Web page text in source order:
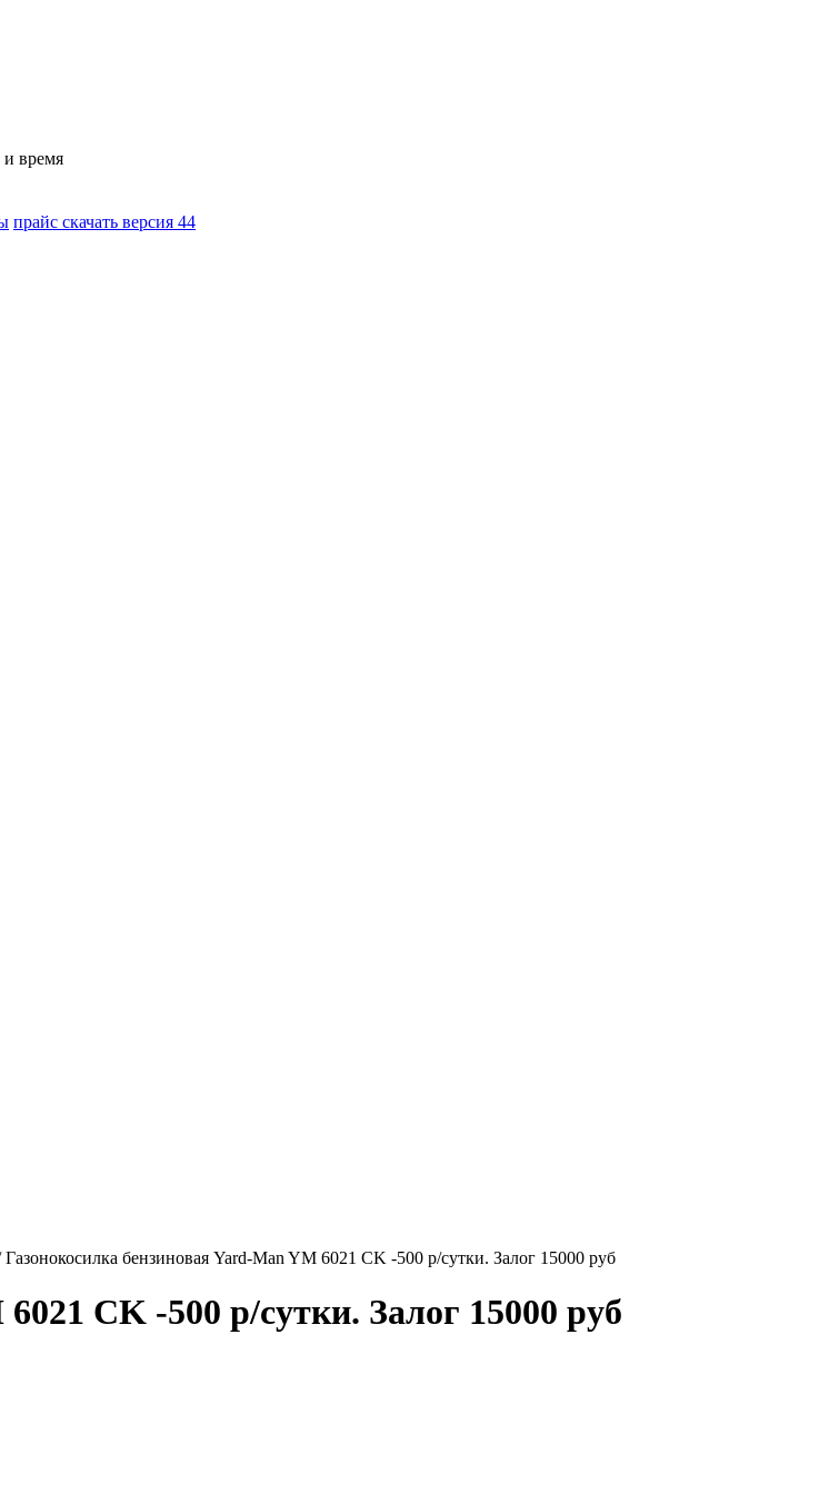
и время
прайс скачать версия 44
Газонокосилка бензиновая Yard-Man YM 6021 CK -500 р/сутки. Залог 15000 руб
CK -500 р/сутки. Залог 15000 руб